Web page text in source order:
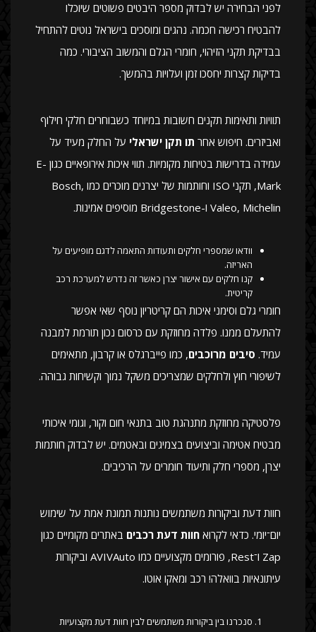
לפני הבחירה יש לבדוק מספר היבטים פשוטים שיוכלו
להבטיח רכישה חכמה. נהגים ומוסכים בישראל נוטים להתחיל
בבדיקת תקני הזיהוי, חומרי הגלם והמשוב הציבורי. כמה
בדיקות קצרות יחסכו זמן ועלויות בהמשך.
תוויות ותאימות תקנים חשובות במיוחד כשבוחרים חלקי חילוף
ואביזרים. חיפוש אחר תו תקן ישראלי על החלק מעיד על
עמידה בדרישות בטיחות מקומיות. תווי איכות אירופאיים כגון E-
Mark, תקני ISO וחותמות של יצרנים מוכרים כמו Bosch,
Valeo, Michelin ו-Bridgestone מוסיפים אמינות.
וודאו שמספרי חלקים ותעודות התאמה לדגם מופיעים על
האריזה.
קנו חלקים עם אישור יצרן כאשר זה נדרש למערכת רכב
קריטית.
חומרי גלם וסימני איכות הם קריטריון נוסף שאי אפשר
להתעלם ממנו. פלדה מחוזקת עם כרסום נכון תורמת למבנה
עמיד. סיבים מרוכבים, כמו פייברגלס או קרבון, מתאימים
לשיפורי חוץ ולחלקים שמצריכים משקל נמוך וקשיחות גבוהה.
פלסטיקה מחוזקת מתנהגת טוב בתנאי חום וקור, וגומי איכותי
מבטיח אטימה וביצועים בצמיגים ובאטמים. יש לבדוק חותמות
יצרן, מספרי חלק ותיעוד חומרים על הרכיבים.
חוות דעת וביקורות משתמשים נותנות תמונת אמת על שימוש
יום־יומי. כדאי לקרוא חוות דעת רכבים באתרים מקומיים כגון
Zap ו־Rest, פורומים מקצועיים כמו AVIVAuto וביקורות
עיתונאיות בוואלה! רכב ומאקו אוטו.
סנכרנו בין ביקורות משתמשים לבין חוות דעת מקצועיות